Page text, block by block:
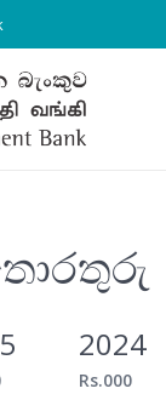
2024
Rs.000